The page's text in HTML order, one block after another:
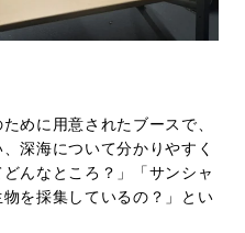
めに用意されたブースで、
深海について分かりやすく
んなところ？」「サンシャ
を採集しているの？」とい